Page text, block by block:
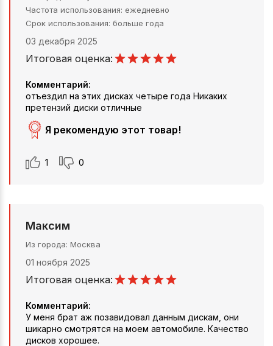
Частота использования ежедневно
Срок использования больше года
03 декабря 2025
Итоговая оценка:
Комментарий:
отъездил на этих дисках четыре года Никаких
претензий диски отличные
Я рекомендую этот товар!
1 0
Максим
Из города Москва
01 ноября 2025
Итоговая оценка:
Комментарий:
У меня брат аж позавидовал данным дискам, они
шикарно смотрятся на моем автомобиле. Качество
дисков хорошее.